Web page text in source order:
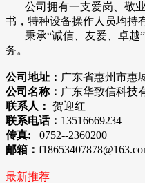
公司拥有一支爱岗、敬业
书，特种设备操作人员均持
秉承“诚信、友爱、卓越”
务。
公司地址： 广东省惠州市惠
公司名称： 广东华致信科技
联系人： 贺迎红
联系电话： 13516669234
传真:
0752--2360200
邮箱：
最新推荐